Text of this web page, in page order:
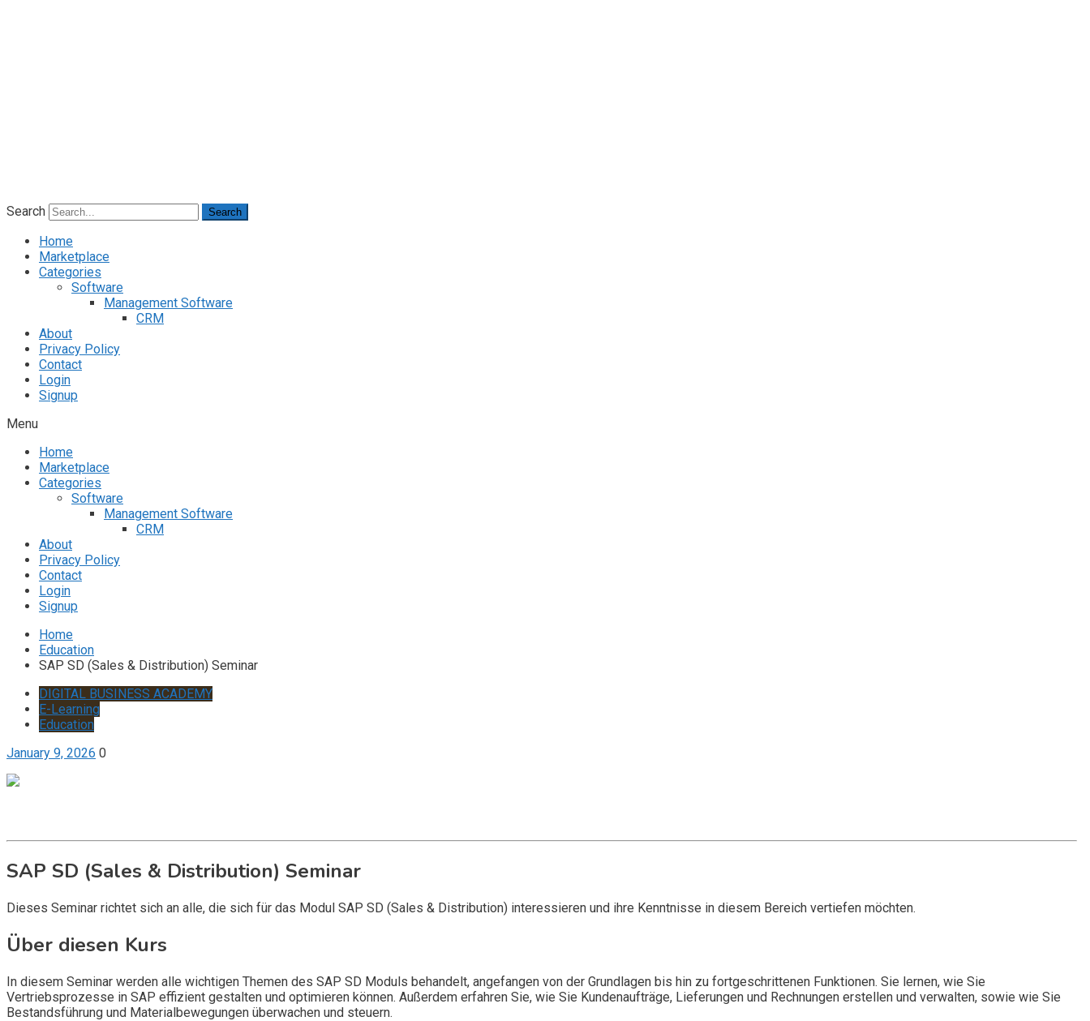
Search Search
Home
Marketplace
Categories
Software
Management Software
CRM
About
Privacy Policy
Contact
Login
Signup
Menu
Home
Marketplace
Categories
Software
Management Software
CRM
About
Privacy Policy
Contact
Login
Signup
Home
Education
SAP SD (Sales & Distribution) Seminar
DIGITAL BUSINESS ACADEMY
E-Learning
Education
January 9, 2026 0
SAP SD (Sales & Distribution) Seminar
Dieses Seminar richtet sich an alle, die sich für das Modul SAP SD (Sales & Distribution) interessieren und ihre Kenntnisse in diesem Bereich vertiefen möchten.
Über diesen Kurs
In diesem Seminar werden alle wichtigen Themen des SAP SD Moduls behandelt, angefangen von der Grundlagen bis hin zu fortgeschrittenen Funktionen. Sie lernen, wie Sie
Vertriebsprozesse in SAP effizient gestalten und optimieren können. Außerdem erfahren Sie, wie Sie Kundenaufträge, Lieferungen und Rechnungen erstellen und verwalten, sowie wie Sie
Bestandsführung und Materialbewegungen überwachen und steuern.